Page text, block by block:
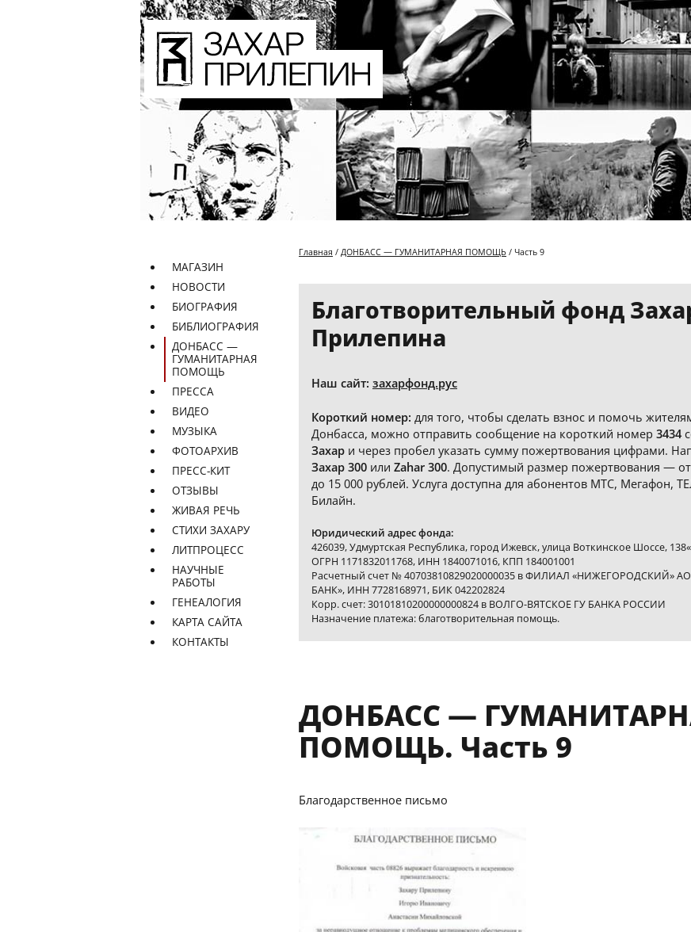
МАГАЗИН
НОВОСТИ
БИОГРАФИЯ
БИБЛИОГРАФИЯ
ДОНБАСС —
ГУМАНИТАРНАЯ
ПОМОЩЬ
ПРЕССА
ВИДЕО
МУЗЫКА
ФОТОАРХИВ
ПРЕСС-КИТ
ОТЗЫВЫ
ЖИВАЯ РЕЧЬ
СТИХИ ЗАХАРУ
ЛИТПРОЦЕСС
НАУЧНЫЕ
РАБОТЫ
ГЕНЕАЛОГИЯ
КАРТА САЙТА
КОНТАКТЫ
Главная / ДОНБАСС — ГУМАНИТАРНАЯ ПОМОЩЬ / Часть 9
Благотворительный фонд
Прилепина
Наш сайт: захарфонд.рус
Короткий номер: для того, чтобы сделать взнос и помочь
Донбасса, можно отправить сообщение на короткий номер 3434
Захар и через пробел указать сумму пожертвования цифрами.
Захар 300 или Zahar 300. Допустимый размер пожертвования —
до 15 000 рублей. Услуга доступна для абонентов МТС, Мегафон,
Билайн.
Юридический адрес фонда:
426039, Удмуртская Республика, город Ижевск, улица Воткинское Шоссе,
ОГРН 1171832011768, ИНН 1840071016, КПП 184001001
Расчетный счет № 40703810829020000035 в ФИЛИАЛ «НИЖЕГОРОДСКИЙ»
БАНК», ИНН 7728168971, БИК 042202824
Корр. счет: 30101810200000000824 в ВОЛГО-ВЯТСКОЕ ГУ БАНКА РОССИИ
Назначение платежа: благотворительная помощь.
ДОНБАСС —
ПОМОЩЬ. Часть 9
Благодарственное письмо